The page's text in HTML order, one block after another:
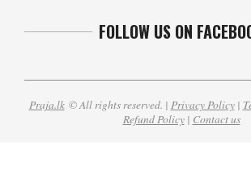
FOLLOW US ON
Praja.lk© All rights reserved. | Privacy Policy|
Refund Policy| Contact us